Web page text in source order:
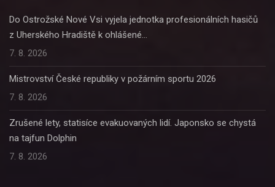
Do Ostrožské Nové Vsi vyjela jednotka profesionálních hasičů
z Uherského Hradiště k ohlášené…
7. 8. 2026
Mistrovství České republiky v požárním sportu 2026
7. 8. 2026
Zrušené lety, statisíce evakuovaných lidí. Japonsko se chystá
na tajfun Dolphin
7. 8. 2026